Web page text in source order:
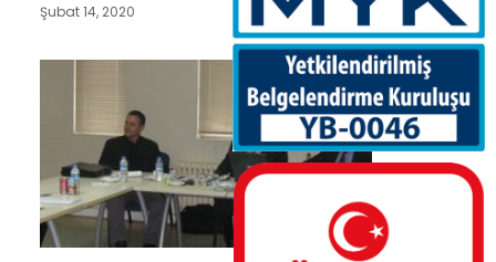
Şubat 14, 2020